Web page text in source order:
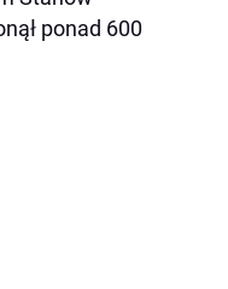
ponad 600